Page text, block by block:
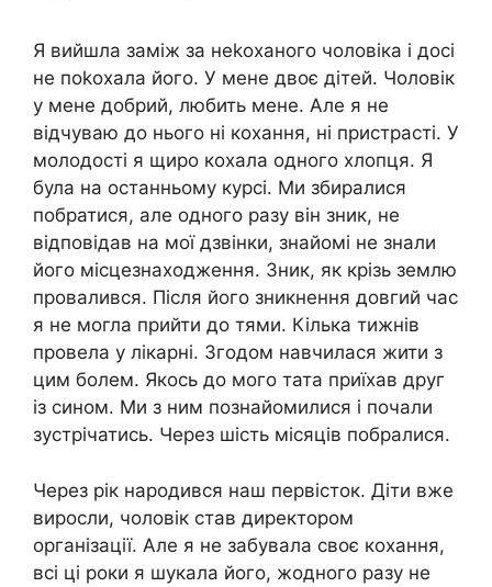
Я вийшла заміж за неkоханого чоловіка і досі
не поkохала його. У мене двоє дітей. Чоловік
у мене добрий, любить мене. Але я не
відчуваю до нього ні кохання, ні пристрасті. У
молодості я щиро кохала одного хлопця. Я
була на останньому курсі. Ми збиралися
побратися, але одного разу він зник, не
відповідав на мої дзвінки, знайомі не знали
його місцезнаходження. Зник, як крізь землю
провалився. Після його зникнення довгий час
я не могла прийти до тями. Кілька тижнів
провела у лікарні. Згодом навчилася жити з
цим болем. Якось до мого тата приїхав друг
із сином. Ми з ним познайомилися і почали
зустрічатись. Через шість місяців побралися.
Через рік народився наш первісток. Діти вже
виросли, чоловік став директором
організації. Але я не забувала своє кохання,
всі ці роки я шукала його, жодного разу не